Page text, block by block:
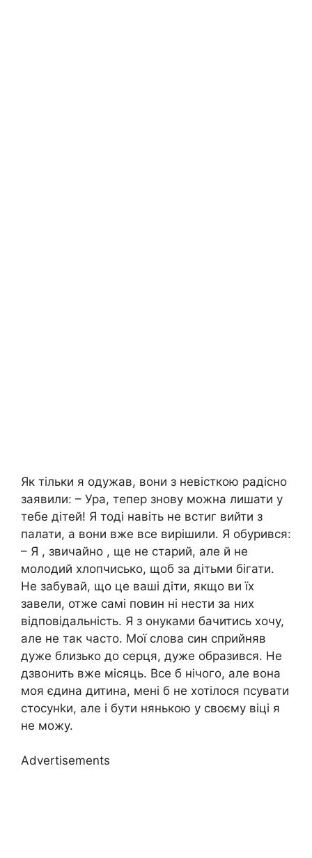
Як тільки я одужав, вони з невісткою радісно
заявили: – Ура, тепер знову можна лишати у
тебе дітей! Я тоді навіть не встиг вийти з
палати, а вони вже все вирішили. Я обурився:
– Я , звичайно , ще не старий, але й не
молодий хлопчисько, щоб за дітьми бігати.
Не забувай, що це ваші діти, якщо ви їх
завели, отже самі повин ні нести за них
відповідальність. Я з онуками бачитись хочу,
але не так часто. Мої слова син сприйняв
дуже близько до серця, дуже образився. Не
дзвонить вже місяць. Все б нічого, але вона
моя єдина дитина, мені б не хотілося псувати
стосунkи, але і бути нянькою у своєму віці я
не можу.
Advertisements